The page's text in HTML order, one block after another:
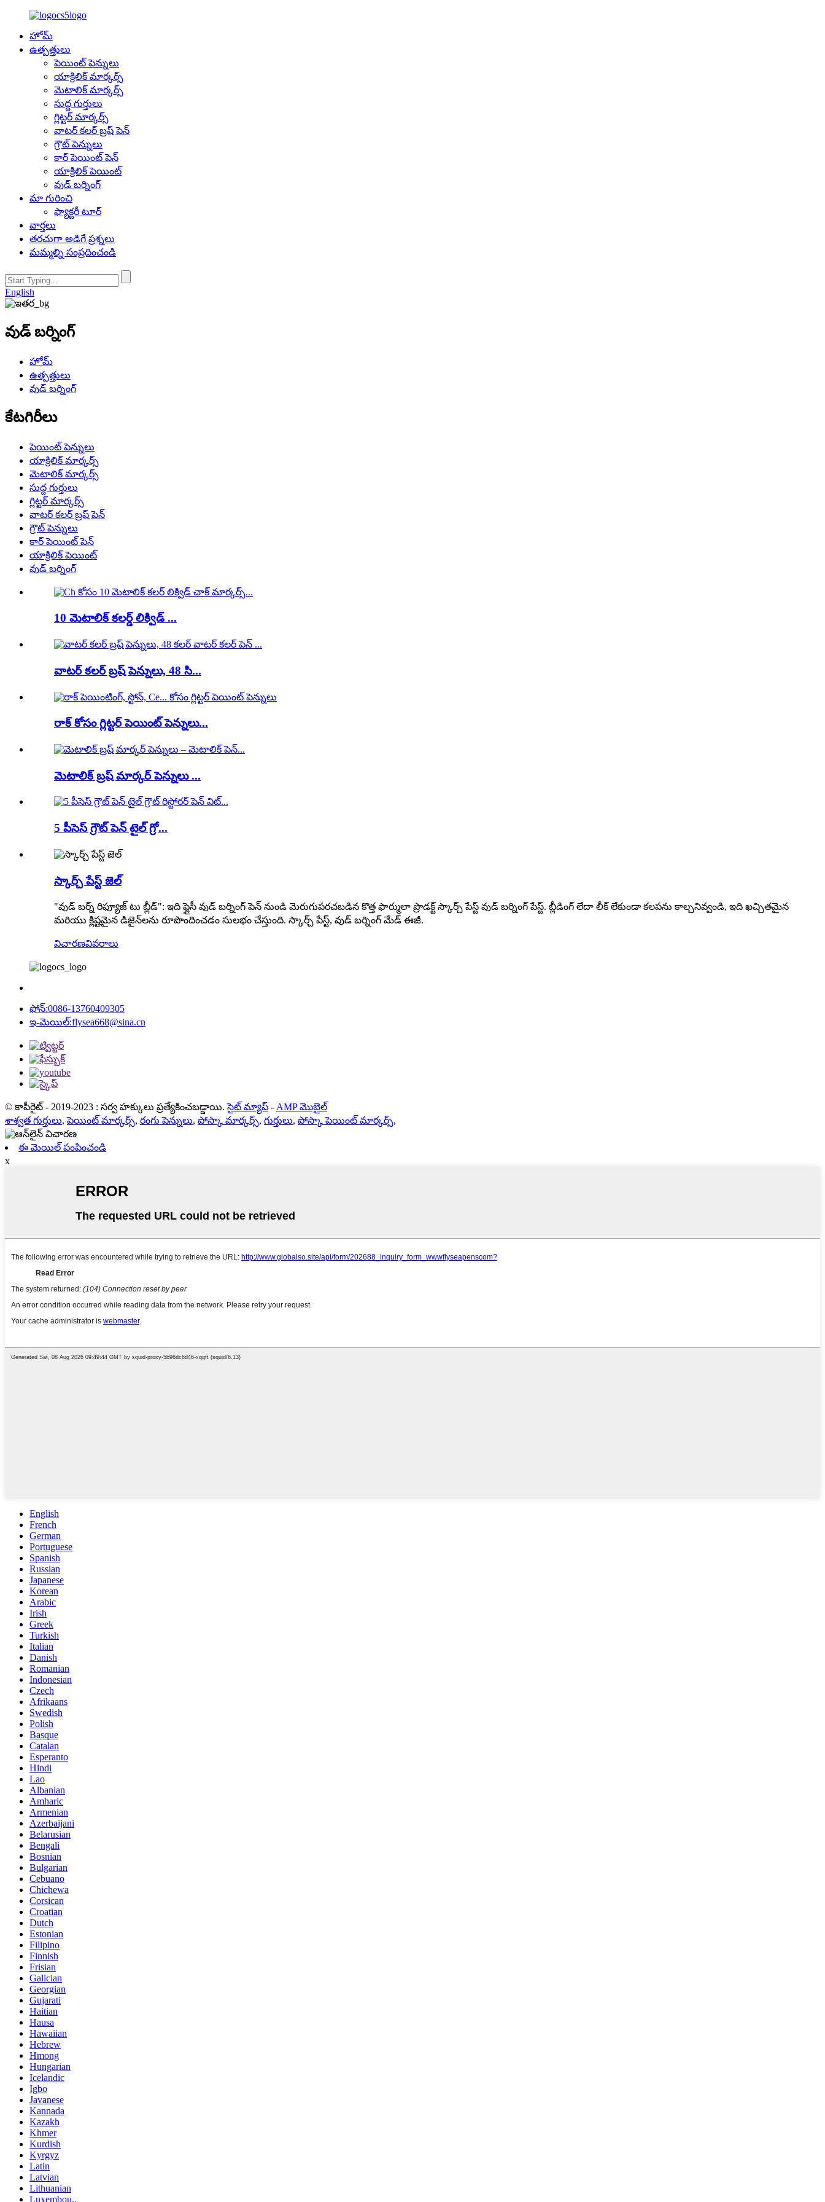
హోమ్
ఉత్పత్తులు
పెయింట్ పెన్నులు
యాక్రిలిక్ మార్కర్స్
మెటాలిక్ మార్కర్స్
సుద్ద గుర్తులు
గ్లిట్టర్ మార్కర్స్
వాటర్ కలర్ బ్రష్ పెన్
గ్రౌట్ పెన్నులు
కార్ పెయింట్ పెన్
యాక్రిలిక్ పెయింట్
వుడ్ బర్నింగ్
మా గురించి
ఫ్యాక్టరీ టూర్
వార్తలు
తరచుగా అడిగే ప్రశ్నలు
మమ్మల్ని సంప్రదించండి
English
వుడ్ బర్నింగ్
హోమ్
ఉత్పత్తులు
వుడ్ బర్నింగ్
కేటగిరీలు
పెయింట్ పెన్నులు
యాక్రిలిక్ మార్కర్స్
మెటాలిక్ మార్కర్స్
సుద్ద గుర్తులు
గ్లిట్టర్ మార్కర్స్
వాటర్ కలర్ బ్రష్ పెన్
గ్రౌట్ పెన్నులు
కార్ పెయింట్ పెన్
యాక్రిలిక్ పెయింట్
వుడ్ బర్నింగ్
10 మెటాలిక్ కలర్డ్ లిక్విడ్ ...
వాటర్ కలర్ బ్రష్ పెన్నులు, 48 సి...
రాక్ కోసం గ్లిట్టర్ పెయింట్ పెన్నులు...
మెటాలిక్ బ్రష్ మార్కర్ పెన్నులు ...
5 పీసెస్ గ్రౌట్ పెన్ టైల్ గ్రో...
స్కార్చ్ పేస్ట్ జెల్
"వుడ్ బర్న్ రిఫ్యూజ్ టు బ్లీడ్": ఇది ఫ్లైసీ వుడ్ బర్నింగ్ పెన్ నుండి మెరుగుపరచబడిన కొత్త ఫార్ములా ప్రొడక్ట్ స్కార్చ్ పేస్ట్ వుడ్ బర్నింగ్ పేస్ట్. బ్లీడింగ్ లేదా లీక్ లేకుండా కలపను కాల్చనివ్వండి, ఇది ఖచ్చితమైన
మరియు క్లిష్టమైన డిజైన్‌లను రూపొందించడం సులభం చేస్తుంది. స్కార్చ్ పేస్ట్, వుడ్ బర్నింగ్ మేడ్ ఈజీ.
విచారణవివరాలు
ఫోన్:0086-13760409305
ఇ-మెయిల్:flysea668@sina.cn
© కాపీరైట్ - 2019-2023 : సర్వ హక్కులు ప్రత్యేకించబడ్డాయి. సైట్ మ్యాప్ - AMP మొబైల్
శాశ్వత గుర్తులు,పెయింట్ మార్కర్స్, రంగు పెన్నులు, పోస్కా మార్కర్స్, గుర్తులు, పోస్కా పెయింట్ మార్కర్స్,
ఈ మెయిల్ పంపించండి
x
English
French
German
Portuguese
Spanish
Russian
Japanese
Korean
Arabic
Irish
Greek
Turkish
Italian
Danish
Romanian
Indonesian
Czech
Afrikaans
Swedish
Polish
Basque
Catalan
Esperanto
Hindi
Lao
Albanian
Amharic
Armenian
Azerbaijani
Belarusian
Bengali
Bosnian
Bulgarian
Cebuano
Chichewa
Corsican
Croatian
Dutch
Estonian
Filipino
Finnish
Frisian
Galician
Georgian
Gujarati
Haitian
Hausa
Hawaiian
Hebrew
Hmong
Hungarian
Icelandic
Igbo
Javanese
Kannada
Kazakh
Khmer
Kurdish
Kyrgyz
Latin
Latvian
Lithuanian
Luxembou..